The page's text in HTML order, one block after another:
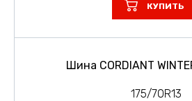
КУПИТЬ
Шина CORDIANT
175/70R13